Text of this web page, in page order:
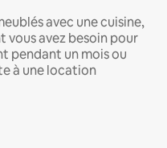
avec une cuisine,
vous avez besoin pour
pendant un mois ou
à une location